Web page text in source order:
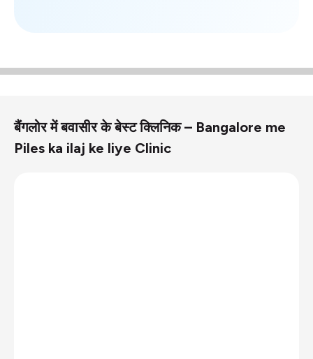
बैंगलोर में बवासीर के बेस्ट क्लिनिक – Bangalore me
Piles ka ilaj ke liye Clinic